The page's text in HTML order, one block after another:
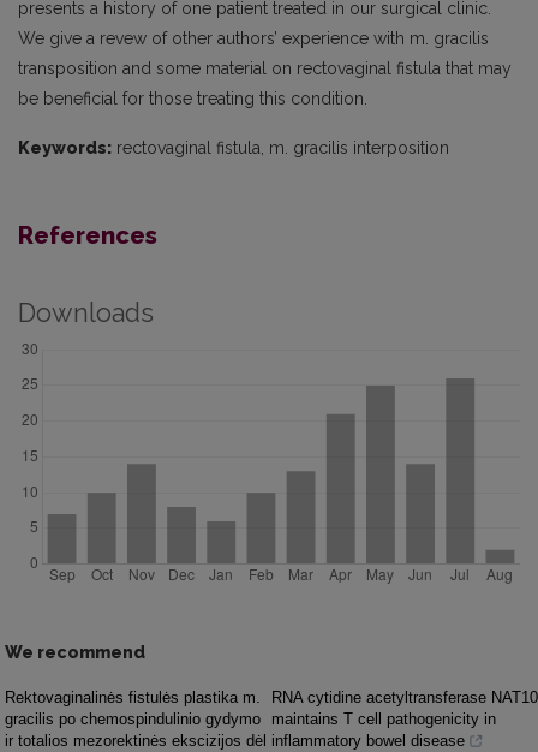
presents a history of one patient treated in our surgical clinic.
We give a revew of other authors’ experience with m. gracilis
transposition and some material on rectovaginal fistula that may
be beneficial for those treating this condition.
Keywords: rectovaginal fistula, m. gracilis interposition
References
Downloads
We recommend
Rektovaginalinės fistulės plastika m.
gracilis po chemospindulinio gydymo
ir totalios mezorektinės ekscizijos dėl
RNA cytidine acetyltransferase NAT10
maintains T cell pathogenicity in
inflammatory bowel disease